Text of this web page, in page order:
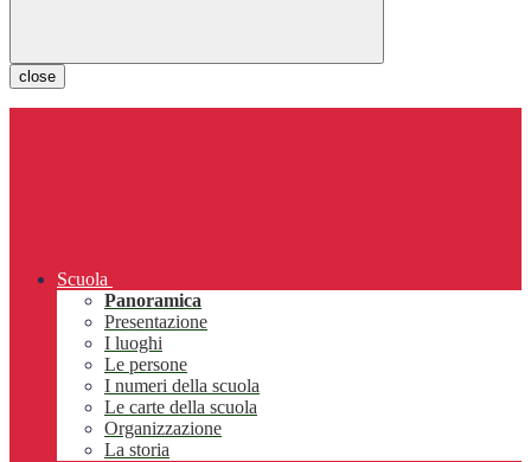
close
Scuola
Panoramica
Presentazione
I luoghi
Le persone
I numeri della scuola
Le carte della scuola
Organizzazione
La storia